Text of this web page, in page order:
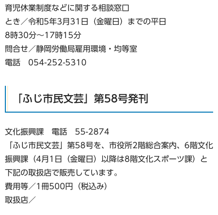
育児休業制度などに関する相談窓口
とき／令和5年3月31日（金曜日）までの平日
8時30分～17時15分
問合せ／静岡労働局雇用環境・均等室
電話 054-252-5310
「ふじ市民文芸」第58号発刊
文化振興課 電話 55-2874
「ふじ市民文芸」第58号を、市役所2階総合案内、6階文化
振興課（4月1日（金曜日）以降は8階文化スポーツ課）と
下記の取扱店で販売しています。
費用等／1冊500円（税込み）
取扱店／